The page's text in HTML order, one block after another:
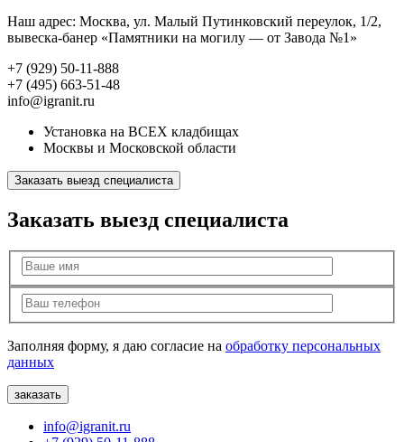
Наш адрес: Москва, ул. Малый Путинковский переулок, 1/2,
вывеска-банер «Памятники на могилу — от Завода №1»
+7 (929) 50-11-888
+7 (495) 663-51-48
info@igranit.ru
Установка на ВСЕХ кладбищах
Москвы и Московской области
Заказать выезд специалиста
Заказать выезд специалиста
Заполняя форму, я даю согласие на обработку персональных
данных
info@igranit.ru